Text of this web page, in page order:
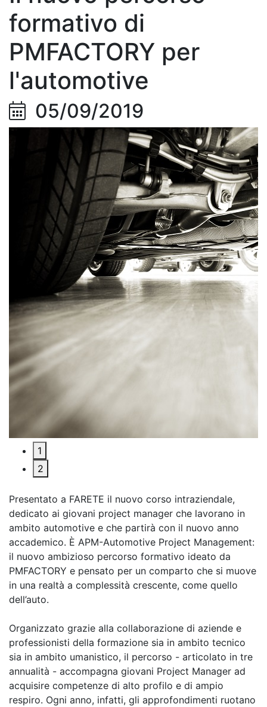
formativo di
PMFACTORY per
l'automotive
05/09/2019
1
2
Presentato a FARETE il nuovo corso intraziendale,
dedicato ai giovani project manager che lavorano in
ambito automotive e che partirà con il nuovo anno
accademico. È APM-Automotive Project Management:
il nuovo ambizioso percorso formativo ideato da
PMFACTORY e pensato per un comparto che si muove
in una realtà a complessità crescente, come quello
dell’auto.
Organizzato grazie alla collaborazione di aziende e
professionisti della formazione sia in ambito tecnico
sia in ambito umanistico, il percorso - articolato in tre
annualità - accompagna giovani Project Manager ad
acquisire competenze di alto profilo e di ampio
respiro. Ogni anno, infatti, gli approfondimenti ruotano